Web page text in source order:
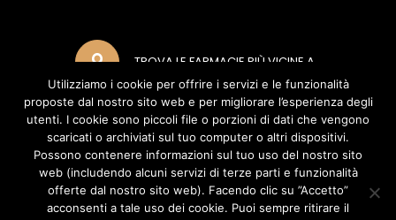
TROVA LE FARMACIE PIÙ VICINE A
TE
METODI DI PAGAMENTO
Utilizziamo i cookie per offrire i servizi e le funzionalità
proposte dal nostro sito web e per migliorare l’esperienza degli
utenti. I cookie sono piccoli file o porzioni di dati che vengono
scaricati o archiviati sul tuo computer o altri dispositivi.
Possono contenere informazioni sul tuo uso del nostro sito
web (includendo alcuni servizi di terze parti e funzionalità
offerte dal nostro sito web). Facendo clic su ”Accetto”
acconsenti a tale uso dei cookie. Puoi sempre ritirare il